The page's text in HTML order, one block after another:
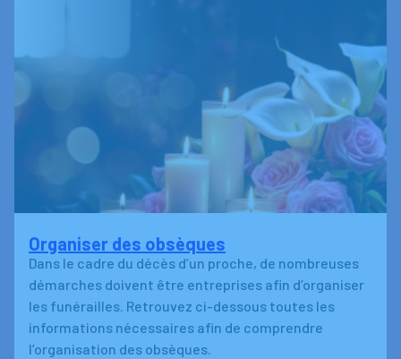
Organiser des obsèques
Dans le cadre du décès d’un proche, de nombreuses
démarches doivent être entreprises afin d’organiser
les funérailles. Retrouvez ci-dessous toutes les
informations nécessaires afin de comprendre
l’organisation des obsèques.